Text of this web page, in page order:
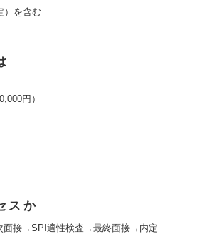
）を含む
円）
スか
接→SPI適性検査→最終面接→内定